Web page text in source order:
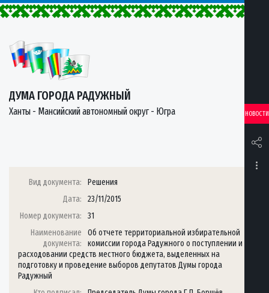
ДУМА ГОРОДА РАДУЖНЫЙ
Ханты - Мансийский автономный округ - Югра НОВОСТИ
Вид документа:
Решения
Дата:
23/11/2015
Номер документа:
31
Наименование
документа:
Об отчете территориальной избирательной
комиссии города Радужного о поступлении и
расходовании средств местного бюджета, выделенных на
подготовку и проведение выборов депутатов Думы города
Радужный